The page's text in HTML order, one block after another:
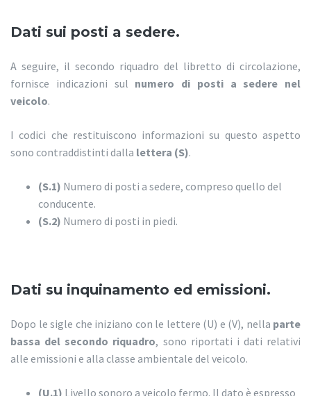
Dati sui posti a sedere.
A seguire, il secondo riquadro del libretto di circolazione,
fornisce indicazioni sul numero di posti a sedere nel
veicolo.
I codici che restituiscono informazioni su questo aspetto
sono contraddistinti dalla lettera (S).
(S.1) Numero di posti a sedere, compreso quello del
conducente.
(S.2) Numero di posti in piedi.
Dati su inquinamento ed emissioni.
Dopo le sigle che iniziano con le lettere (U) e (V), nella parte
bassa del secondo riquadro, sono riportati i dati relativi
alle emissioni e alla classe ambientale del veicolo.
(U.1) Livello sonoro a veicolo fermo. Il dato è espresso